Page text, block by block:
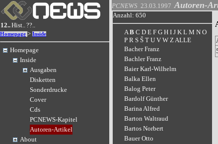
12..Hist..??..
Homepage > Inside
Homepage
Inside
Ausgaben
Disketten
Sonderdrucke
Cover
Cds
PCNEWS-Kapitel
Autoren-Artikel
About
PCNEWS 23.03.1997 Autoren-
Anzahl: 650
A B C D E F G H I J K L M N O
P R S Š T U V W ZALLE
Bacher Franz
Bachler Franz
Baier Karl-Wilhelm
Balka Ellen
Balog Peter
Bardolf Günther
Barina Alfred
Barton Waltraud
Bartos Norbert
Bauer Otto